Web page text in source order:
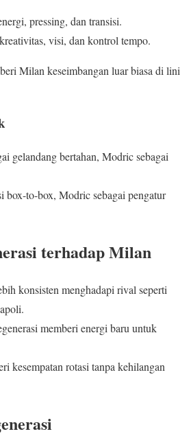
pressing, dan transisi.
visi, dan kontrol tempo.
Milan keseimbangan luar biasa di lini
gelandang bertahan, Modric sebagai
box-to-box, Modric sebagai pengatur
terhadap Milan
konsisten menghadapi rival seperti
memberi energi baru untuk
kesempatan rotasi tanpa kehilangan